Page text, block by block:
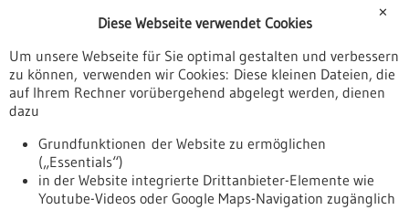
Veranstaltungen
Erscheinungsdatum
✕
Diese Webseite verwendet Cookies
Um unsere Webseite für Sie optimal gestalten und verbessern
zu können, verwenden wir Cookies: Diese kleinen Dateien, die
auf Ihrem Rechner vorübergehend abgelegt werden, dienen
dazu
Grundfunktionen der Website zu ermöglichen
(„Essentials“)
in der Website integrierte Drittanbieter-Elemente wie
Youtube-Videos oder Google Maps-Navigation zugänglich